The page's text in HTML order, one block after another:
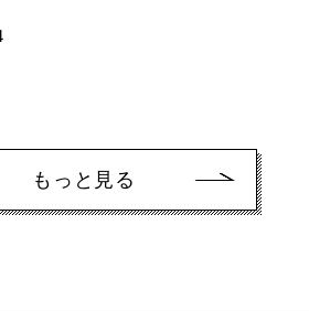
もっと見る